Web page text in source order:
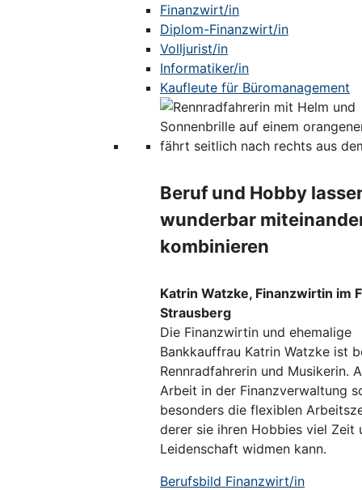
Finanzwirt/in
Diplom-Finanzwirt/in
Volljurist/in
Informatiker/in
Kaufleute für Büromanagement
Beruf und Hobby
wunderbar
kombinieren
Katrin Watzke, Finanzwirtin im
Strausberg
Die Finanzwirtin und ehemalige
Bankkauffrau Katrin Watzke ist
Rennradfahrerin und Musikerin.
Arbeit in der Finanzverwaltung
besonders die flexiblen
derer sie ihren Hobbies viel Zeit
Leidenschaft widmen kann.
Berufsbild Finanzwirt/in